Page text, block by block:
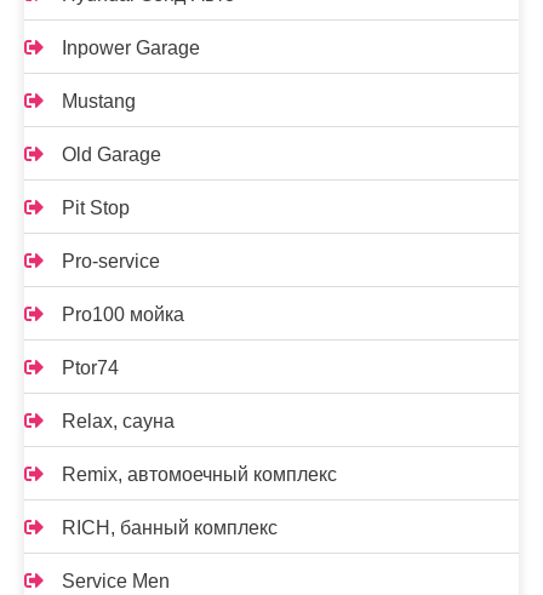
Inpower Garage
Mustang
Old Garage
Pit Stop
Pro-service
Pro100 мойка
Ptor74
Relax, сауна
Remix, автомоечный комплекс
RICH, банный комплекс
Service Men